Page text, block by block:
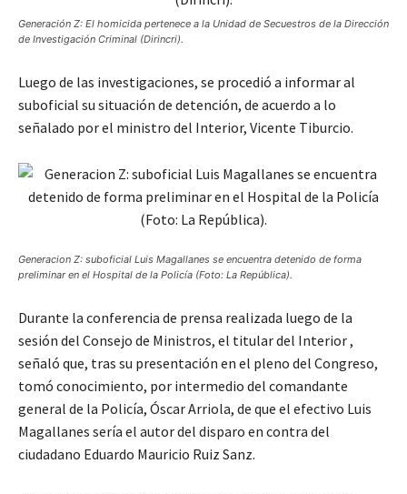
Generación Z: El homicida pertenece a la Unidad de Secuestros de la Dirección
de Investigación Criminal (Dirincri).
Luego de las investigaciones, se procedió a informar al
suboficial su situación de detención, de acuerdo a lo
señalado por el ministro del Interior, Vicente Tiburcio.
Generacion Z: suboficial Luis Magallanes se encuentra detenido de forma
preliminar en el Hospital de la Policía (Foto: La República).
Durante la conferencia de prensa realizada luego de la
sesión del Consejo de Ministros, el titular del Interior ,
señaló que, tras su presentación en el pleno del Congreso,
tomó conocimiento, por intermedio del comandante
general de la Policía, Óscar Arriola, de que el efectivo Luis
Magallanes sería el autor del disparo en contra del
ciudadano Eduardo Mauricio Ruiz Sanz.